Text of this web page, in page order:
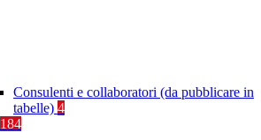
Consulenti e collaboratori (da pubblicare in
tabelle) 4
184